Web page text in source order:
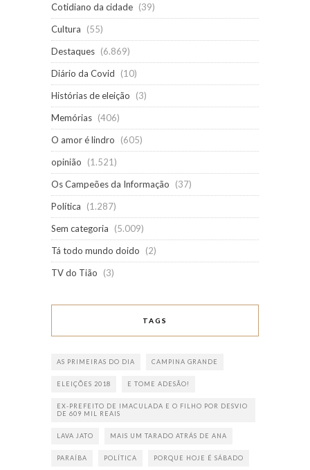
Cotidiano da cidade (39)
Cultura
(55)
Destaques (6.869)
Diário da Covid
(10)
Histórias de eleição
(3)
Memórias (406)
O amor é lindro
(605)
opinião
(1.521)
Os Campeões da Informação
(37)
Política
(1.287)
Sem categoria
(5.009)
Tá todo mundo doido
(2)
TV do Tião
(3)
TAGS
AS PRIMEIRAS DO DIA CAMPINA GRANDE
ELEIÇÕES 2018 E TOME ADESÃO!
EX-PREFEITO DE IMACULADA E O FILHO POR DESVIO
DE 609 MIL REAIS
LAVA JATO MAIS UM TARADO ATRÁS DE ANA
PARAÍBA POLÍTICA PORQUE HOJE É SÁBADO